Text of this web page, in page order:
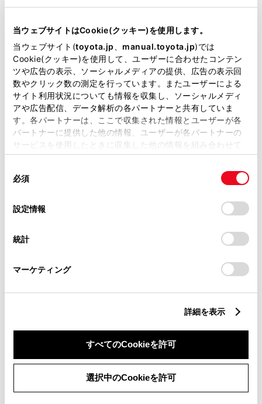
当ウェブサイトはCookie(クッキー)を使用します。
当ウェブサイト(toyota.jp manual.toyota.jp)では
Cookie(クッキー)を使用して、ユーザーに合わせたコンテン
ツや広告の表示、ソーシャルメディアの提供、広告の表示回
数やクリック数の測定を行っています。またユーザーによる
サイト利用状況についても情報を収集し、ソーシャルメディ
アや広告配信、データ解析の各パートナーと共有していま
す。各パートナーは、ここで収集された情報とユーザーが各
パートナーに提供した他の情報、ユーザーが各パートナーの
サービスを使用したときに収集した他の情報を組み合わせて
使用することがあります。当ウェブサイトの使用を続行する
デバイスにすべてのCookie(クッキー)が保存されることに同
意したことになります。Cookie(クッキー)のオプトアウト、
設定の変更、同意を撤回したりするにあたっては、当社の
「Cookie（クッキー）情報の取り扱いについて
」をご覧くだ
必須
設定情報
統計
マーケティング
詳細を表示
すべてのCookieを許可
選択中のCookieを許可
リコール等情報はこちら
チャットでお問い合わせ
受付：10:00～18:00
（長期連休などの当社指定日を除く）
チャットでのお問い合わせはお待たせ
フォームでお問い合わせ
受付：24時間受付